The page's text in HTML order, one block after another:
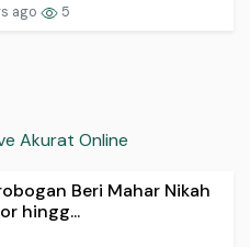
ago 5
Akurat Online
Beri Mahar Nikah
hingg...